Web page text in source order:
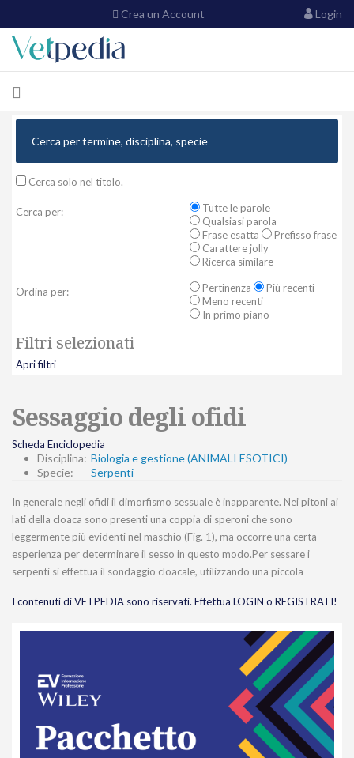
Crea un Account Login
Cerca solo nel titolo.
Cerca per:
Tutte le parole
Qualsiasi parola
Frase esatta
Prefisso frase
Carattere jolly
Ricerca similare
Ordina per: Pertinenza
Più recenti
Meno recenti
In primo piano
Filtri selezionati
Apri filtri
Sessaggio degli ofidi
Scheda Enciclopedia
Disciplina: Biologia e gestione (ANIMALI ESOTICI)
Specie:
Serpenti
In generale negli ofidi il dimorfismo sessuale è inapparente. Nei pitoni ai
lati della cloaca sono presenti una coppia di speroni che sono
leggermente più evidenti nel maschio (Fig. 1), ma occorre una certa
esperienza per determinare il sesso in questo modo.Per sessare i
serpenti si effettua il sondaggio cloacale, utilizzando una piccola
I contenuti di VETPEDIA sono riservati. Effettua LOGIN o REGISTRATI!